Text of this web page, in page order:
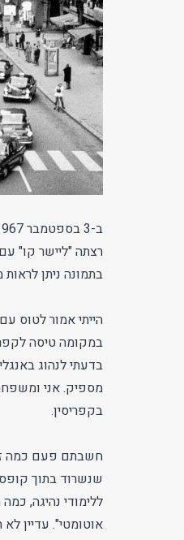
רצתה "ליישר קו"
בתמונה ניתן
הייתי אמור לטוס
במקומה טיסה
בדעתי לנהוג
מספיק. אני
בקפריסין.
חשבתם פעם כמה
שנשרוד בתוך
ללימודי נהיגה,
אוטומטי". עדיין